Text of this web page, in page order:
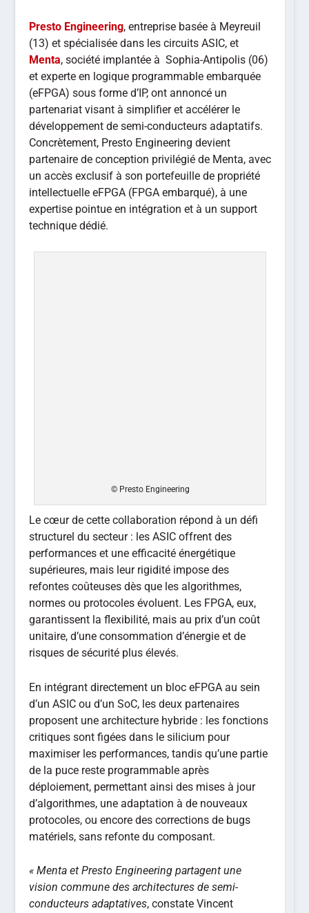
Presto Engineering, entreprise basée à Meyreuil
(13) et spécialisée dans les circuits ASIC, et
Menta, société implantée àSophia-Antipolis (06)
et experte en logique programmable embarquée
(eFPGA) sous forme d’IP,ont annoncé un
partenariat visant à simplifier et accélérer le
développement de semi-conducteurs adaptatifs.
Concrètement, Presto Engineering devient
partenaire de conception privilégié de Menta, avec
un accès exclusif à son portefeuille de propriété
intellectuelle eFPGA (FPGA embarqué), à une
expertise pointue en intégration et à un support
technique dédié.
© Presto Engineering
Le cœur de cette collaboration répond à un défi
structurel du secteur : les ASIC offrent des
performances et une efficacité énergétique
supérieures, mais leur rigidité impose des
refontes coûteuses dès que les algorithmes,
normes ou protocoles évoluent. Les FPGA, eux,
garantissent la flexibilité, mais au prix d’un coût
unitaire, d’une consommation d’énergie et de
risques de sécurité plus élevés.
En intégrant directement un bloc eFPGA au sein
d’un ASIC ou d’un SoC, les deux partenaires
proposent une architecture hybride : les fonctions
critiques sont figées dans le silicium pour
maximiser les performances, tandis qu’une partie
de la puce reste programmable après
déploiement, permettant ainsi des mises à jour
d’algorithmes, une adaptation à de nouveaux
protocoles, ou encore des corrections de bugs
matériels, sans refonte du composant.
« Menta et Presto Engineering partagent une
vision commune des architectures de semi-
conducteurs adaptatives, constate Vincent